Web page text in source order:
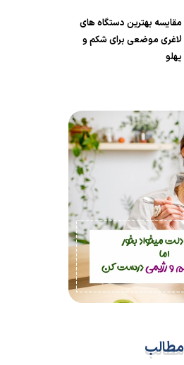
مقایسه بهترین دستگاه‌ های
لاغری موضعی برای شکم و
پهلو
مطالب